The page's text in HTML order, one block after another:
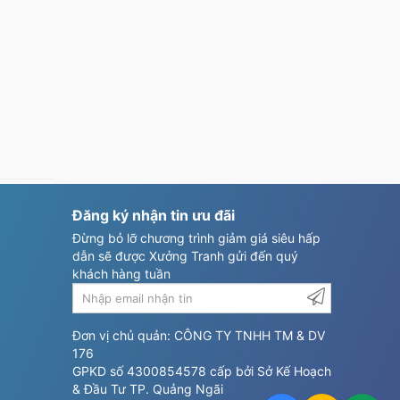
Đăng ký nhận tin ưu đãi
Đừng bỏ lỡ chương trình giảm giá siêu hấp
dẫn sẽ được Xưởng Tranh gửi đến quý
khách hàng tuần
Đơn vị chủ quản: CÔNG TY TNHH TM & DV
176
GPKD số 4300854578 cấp bởi Sở Kế Hoạch
& Đầu Tư TP. Quảng Ngãi